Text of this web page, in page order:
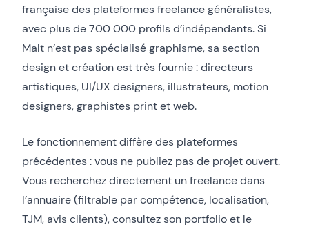
française des plateformes freelance généralistes,
avec plus de 700 000 profils d’indépendants. Si
Malt n’est pas spécialisé graphisme, sa section
design et création est très fournie : directeurs
artistiques, UI/UX designers, illustrateurs, motion
designers, graphistes print et web.
Le fonctionnement diffère des plateformes
précédentes : vous ne publiez pas de projet ouvert.
Vous recherchez directement un freelance dans
l’annuaire (filtrable par compétence, localisation,
TJM, avis clients), consultez son portfolio et le